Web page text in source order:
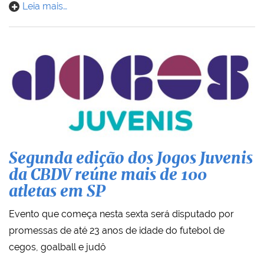
Leia mais…
Segunda edição dos Jogos Juvenis
da CBDV reúne mais de 100
atletas em SP
Evento que começa nesta sexta será disputado por
promessas de até 23 anos de idade do futebol de
cegos, goalball e judô